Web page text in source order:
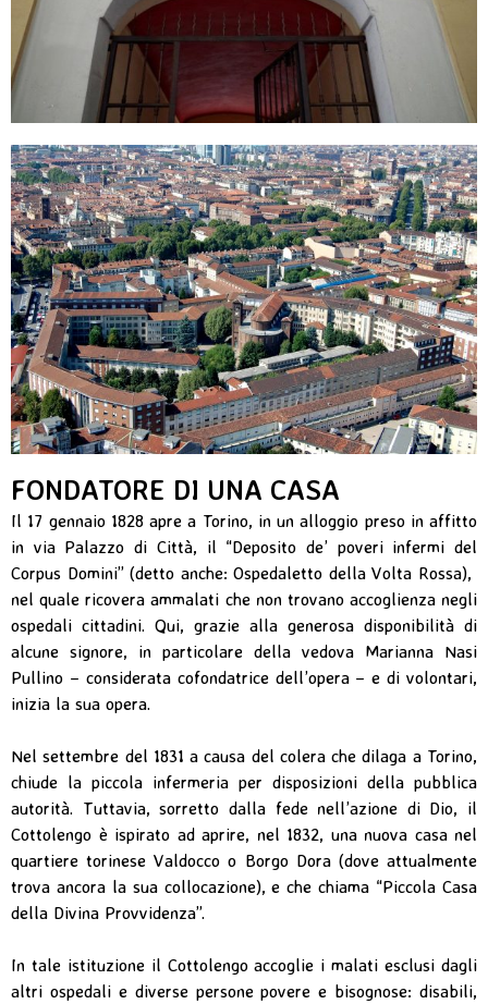
FONDATORE DI UNA CASA
Il 17 gennaio 1828 apre a Torino, in un alloggio preso in affitto
in via Palazzo di Città, il “Deposito de’ poveri infermi del
Corpus Domini” (detto anche: Ospedaletto della Volta Rossa),
nel quale ricovera ammalati che non trovano accoglienza negli
ospedali cittadini. Qui, grazie alla generosa disponibilità di
alcune signore, in particolare della vedova Marianna Nasi
Pullino – considerata cofondatrice dell’opera – e di volontari,
inizia la sua opera.
Nel settembre del 1831 a causa del colera che dilaga a Torino,
chiude la piccola infermeria per disposizioni della pubblica
autorità. Tuttavia, sorretto dalla fede nell’azione di Dio, il
Cottolengo è ispirato ad aprire, nel 1832, una nuova casa nel
quartiere torinese Valdocco o Borgo Dora (dove attualmente
trova ancora la sua collocazione), e che chiama “Piccola Casa
della Divina Provvidenza”.
In tale istituzione il Cottolengo accoglie i malati esclusi dagli
altri ospedali e diverse persone povere e bisognose: disabili,